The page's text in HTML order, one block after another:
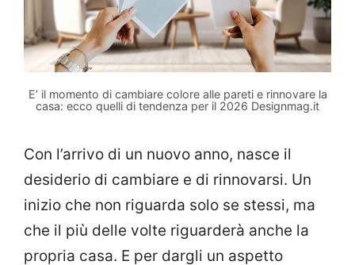
E’ il momento di cambiare colore alle pareti e rinnovare la
casa: ecco quelli di tendenza per il 2026 Designmag.it
Con l’arrivo di un nuovo anno, nasce il
desiderio di cambiare e di rinnovarsi. Un
inizio che non riguarda solo se stessi, ma
che il più delle volte riguarderà anche la
propria casa. E per dargli un aspetto